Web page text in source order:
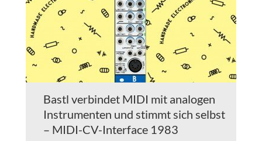
Bastl verbindet MIDI mit analogen
Instrumenten und stimmt sich selbst
– MIDI-CV-Interface 1983